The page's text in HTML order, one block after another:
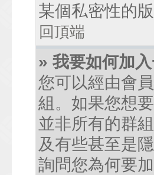
某個私密性的版
回頂端
» 我要如何加
您可以經由會
組。如果您想
並非所有的群
及有些甚至是
詢問您為何要